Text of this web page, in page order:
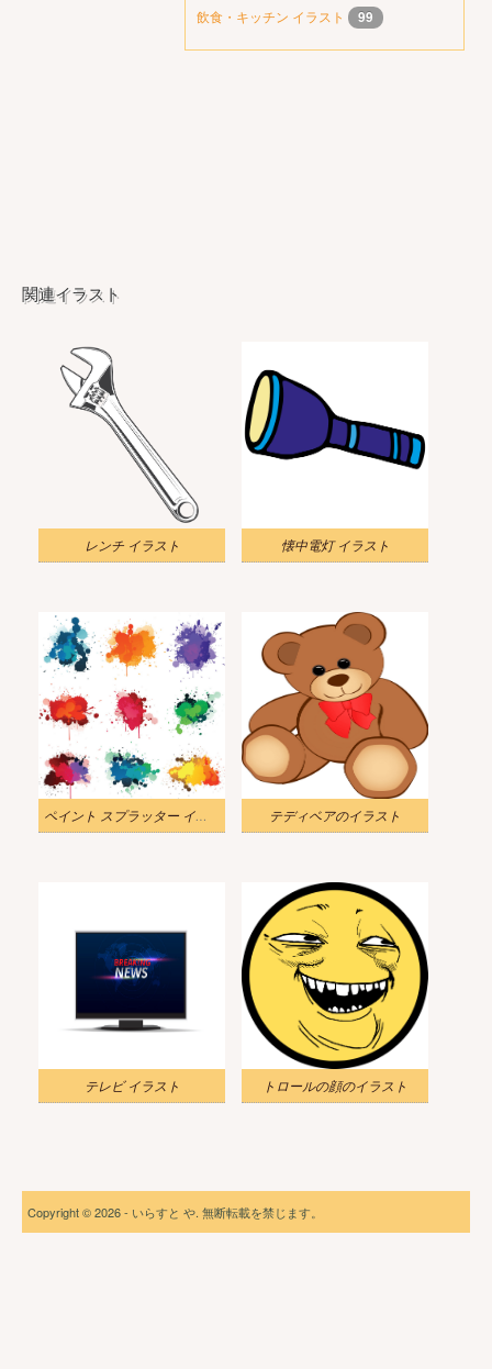
飲食・キッチン イラスト 99
関連イラスト
レンチ イラスト 懐中電灯 イラスト
ペイント スプラッター イラスト テディベアのイラスト
テレビ イラスト トロールの顔のイラスト
Copyright © 2026 - いらすと や. 無断転載を禁じます。